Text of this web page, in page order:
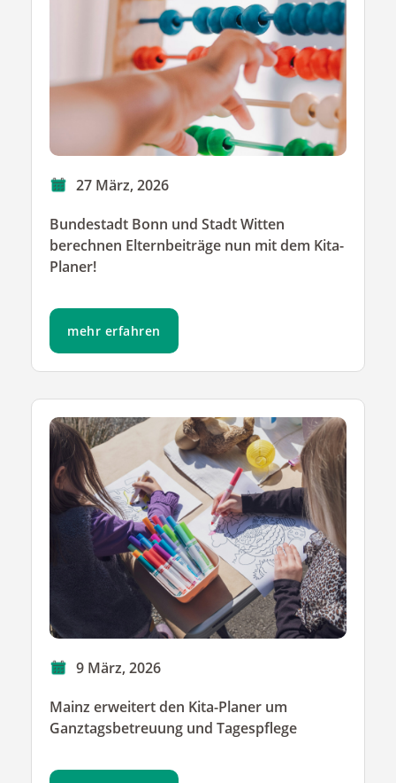
27 März, 2026
Bundestadt Bonn und Stadt Witten
berechnen Elternbeiträge nun mit dem Kita-
Planer!
mehr erfahren
9 März, 2026
Mainz erweitert den Kita-Planer um
Ganztagsbetreuung und Tagespflege